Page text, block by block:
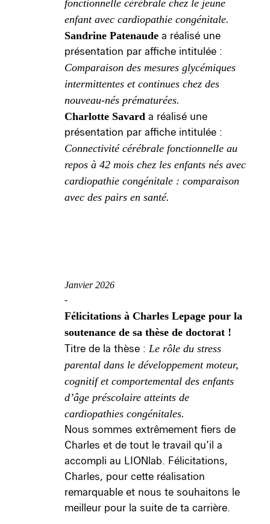
fonctionnelle cérébrale chez le jeune
enfant avec cardiopathie congénitale.
Sandrine Patenaude a réalisé une
présentation par affiche intitulée :
Comparaison des mesures glycémiques
intermittentes et continues chez des
nouveau-nés prématurées.
Charlotte Savard a réalisé une
présentation par affiche intitulée :
Connectivité cérébrale fonctionnelle au
repos à 42 mois chez les enfants nés avec
cardiopathie congénitale : comparaison
avec des pairs en santé.
Janvier 2026
-
Félicitations à Charles Lepage pour la
soutenance de sa thèse de doctorat !
Titre de la thèse : Le rôle du stress
parental dans le développement moteur,
cognitif et comportemental des enfants
d’âge préscolaire atteints de
cardiopathies congénitales.
Nous sommes extrêmement fiers de
Charles et de tout le travail qu’il a
accompli au LIONlab. Félicitations,
Charles, pour cette réalisation
remarquable et nous te souhaitons le
meilleur pour la suite de ta carrière.